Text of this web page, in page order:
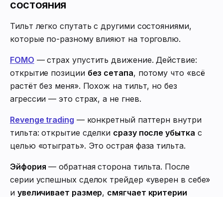
состояния
Тильт легко спутать с другими состояниями,
которые по-разному влияют на торговлю.
FOMO — страх упустить движение. Действие:
открытие позиции без сетапа, потому что «всё
растёт без меня». Похож на тильт, но без
агрессии — это страх, а не гнев.
Revenge trading — конкретный паттерн внутри
тильта: открытие сделки сразу после убытка с
целью «отыграть». Это острая фаза тильта.
Эйфория — обратная сторона тильта. После
серии успешных сделок трейдер «уверен в себе»
и увеличивает размер, смягчает критерии